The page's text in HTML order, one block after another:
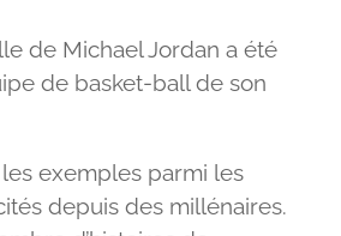
de Michael Jordan a été
de basket-ball de son
les exemples parmi les
depuis des millénaires.